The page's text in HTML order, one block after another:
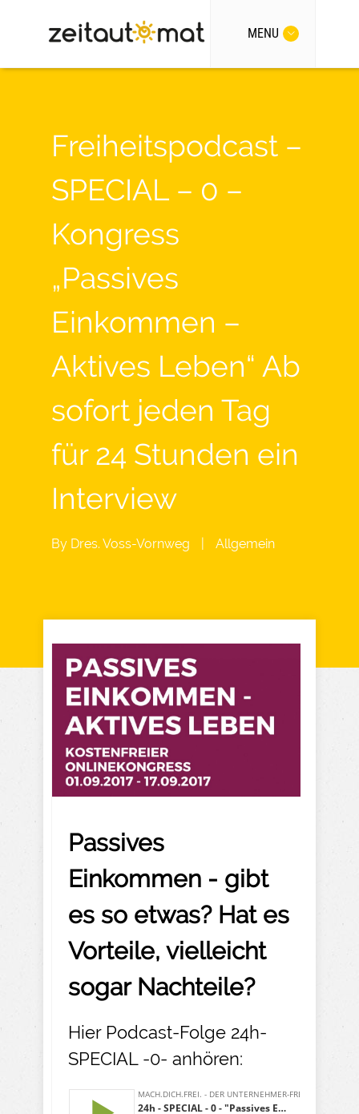
MENU
Freiheitspodcast –
SPECIAL – 0 –
Kongress
„Passives
Einkommen –
Aktives Leben“ Ab
sofort jeden Tag
für 24 Stunden ein
Interview
By Dres. Voss-Vornweg Allgemein
Passives
Einkommen - gibt
es so etwas? Hat es
Vorteile, vielleicht
sogar Nachteile?
Hier Podcast-Folge 24h-
SPECIAL -0- anhören: